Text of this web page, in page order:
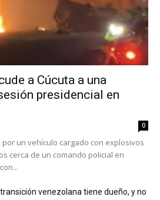
a Cúcuta a una
presidencial en
0
un vehículo cargado con explosivos
cerca de un comando policial en
transición venezolana tiene dueño, y no